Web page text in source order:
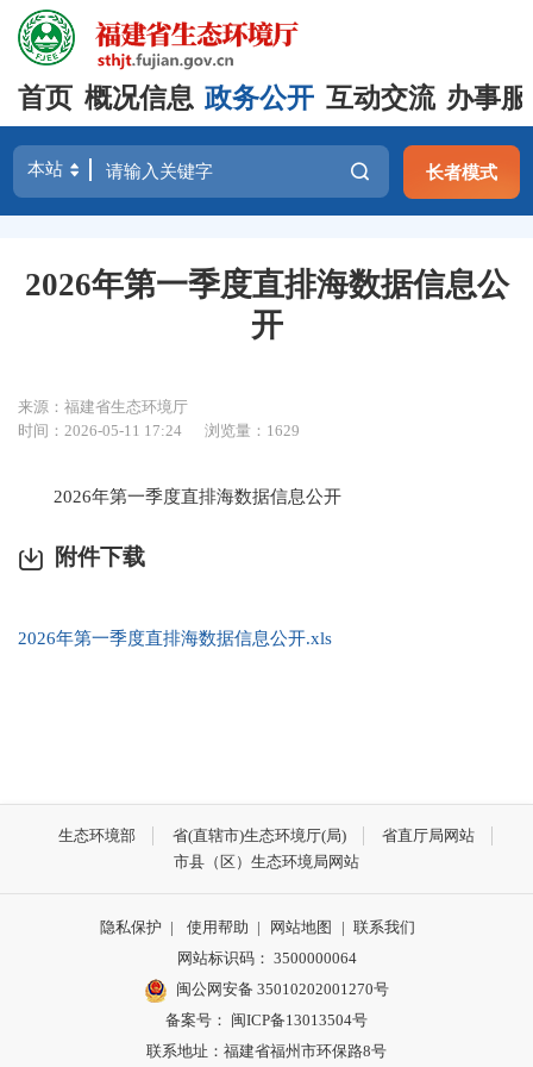
首页 概况信息 政务公开 互动交流 办事
长者模式
2026年第一季度直排海数据信息公
开
来源：福建省生态环境厅
时间：2026-05-11 17:24
浏览量：1629
2026年第一季度直排海数据信息公开
附件下载
2026年第一季度直排海数据信息公开.xls
生态环境部 省(直辖市)生态环境厅(局)
省直厅局网站
市县（区）生态环境局网站
隐私保护 | 使用帮助 | 网站地图 | 联系我们
网站标识码： 3500000064
闽公网安备 35010202001270号
备案号： 闽ICP备13013504号
联系地址：福建省福州市环保路8号